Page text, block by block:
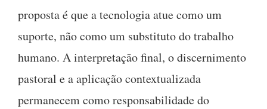
proposta é que a tecnologia atue como um
suporte, não como um substituto do trabalho
humano. A interpretação final, o discernimento
pastoral e a aplicação contextualizada
permanecem como responsabilidade do